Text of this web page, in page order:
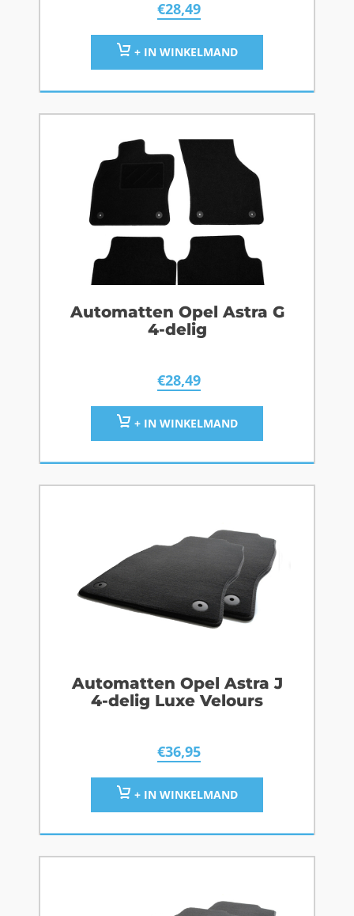
€28,49
+ IN WINKELMAND
Automatten Opel Astra G
4-delig
€28,49
+ IN WINKELMAND
Automatten Opel Astra J
4-delig Luxe Velours
€36,95
+ IN WINKELMAND